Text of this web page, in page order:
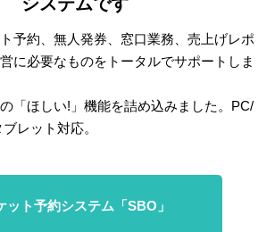
予約、無人発券、窓口業務、売上げレポ
に必要なものをトータルでサポートしま
「ほしい!」機能を詰め込みました。PC/
レット対応。
ット予約システム「SBO」